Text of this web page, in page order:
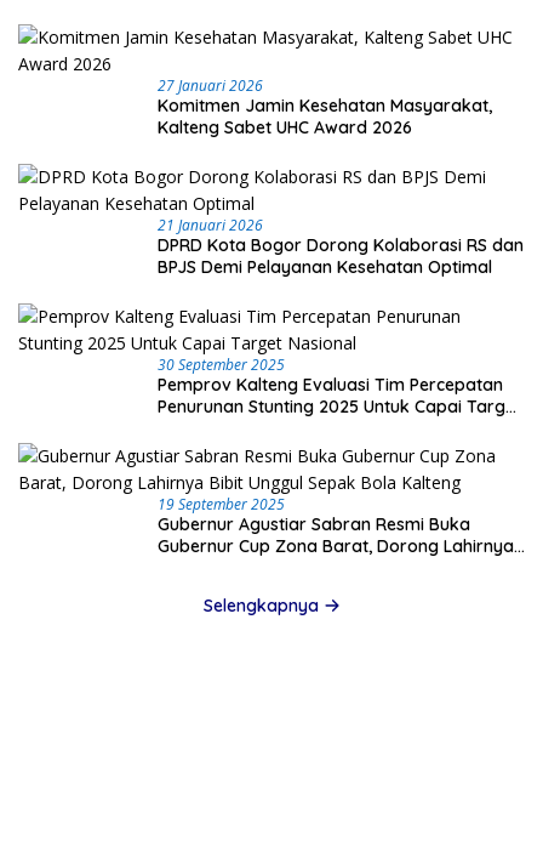
27 Januari 2026
Komitmen Jamin Kesehatan Masyarakat,
Kalteng Sabet UHC Award 2026
21 Januari 2026
DPRD Kota Bogor Dorong Kolaborasi RS dan
BPJS Demi Pelayanan Kesehatan Optimal
30 September 2025
Pemprov Kalteng Evaluasi Tim Percepatan
Penurunan Stunting 2025 Untuk Capai Target
19 September 2025
Gubernur Agustiar Sabran Resmi Buka
Gubernur Cup Zona Barat, Dorong Lahirnya
Selengkapnya